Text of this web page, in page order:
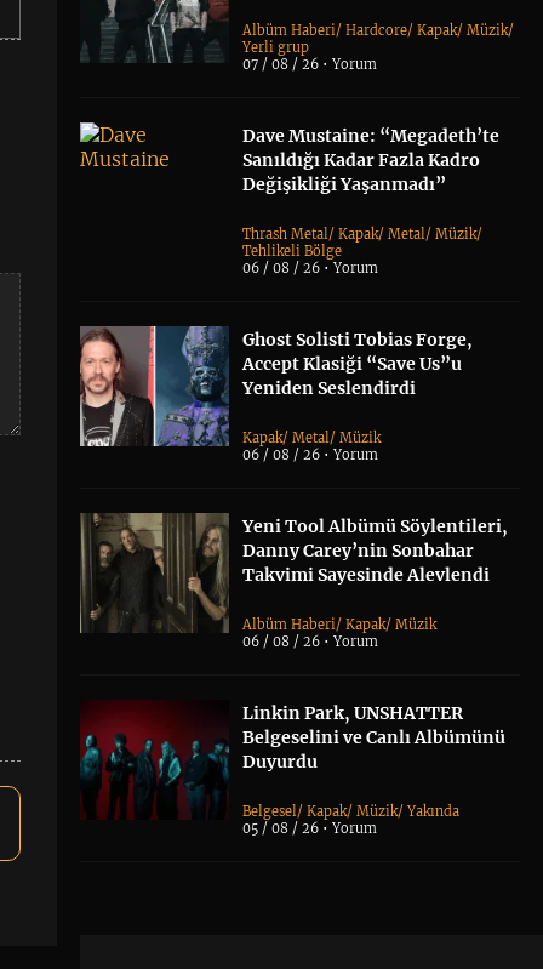
Albüm Haberi/Hardcore/Kapak/Müzik/
Yerli grup
07 / 08 / 26 •Yorum
Dave Mustaine: “Megadeth’te
Sanıldığı Kadar Fazla Kadro
Değişikliği Yaşanmadı”
Thrash Metal/Kapak/Metal/Müzik/
Tehlikeli Bölge
06 / 08 / 26 •Yorum
Ghost Solisti Tobias Forge,
Accept Klasiği “Save Us”u
Yeniden Seslendirdi
Kapak/Metal/Müzik
06 / 08 / 26 •Yorum
Yeni Tool Albümü Söylentileri,
Danny Carey’nin Sonbahar
Takvimi Sayesinde Alevlendi
Albüm Haberi/Kapak/Müzik
06 / 08 / 26 •Yorum
Linkin Park, UNSHATTER
Belgeselini ve Canlı Albümünü
Duyurdu
Belgesel/Kapak/Müzik/Yakında
05 / 08 / 26 •Yorum